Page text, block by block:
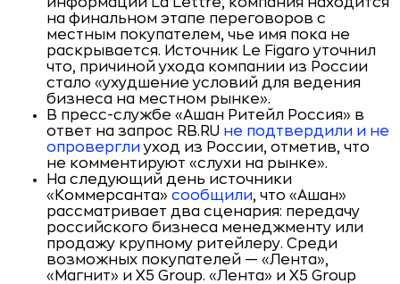
на финальном этапе переговоров с
местным покупателем, чье имя пока не
раскрывается. Источник Le Figaro уточнил
что, причиной ухода компании из России
стало «ухудшение условий для ведения
бизнеса на местном рынке».
В пресс-службе «Ашан Ритейл Россия» в
ответ на запрос RB.RU не подтвердили и не
опровергли уход из России, отметив, что
не комментируют «слухи на рынке».
На следующий день источники
«Коммерсанта» сообщили, что «Ашан»
рассматривает два сценария: передачу
российского бизнеса менеджменту или
продажу крупному ритейлеру. Среди
возможных покупателей — «Лента»,
«Магнит» и X5 Group. «Лента» и X5 Group